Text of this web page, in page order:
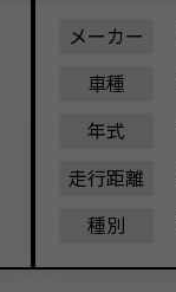
メーカー
車種
年式
走行距離
種別